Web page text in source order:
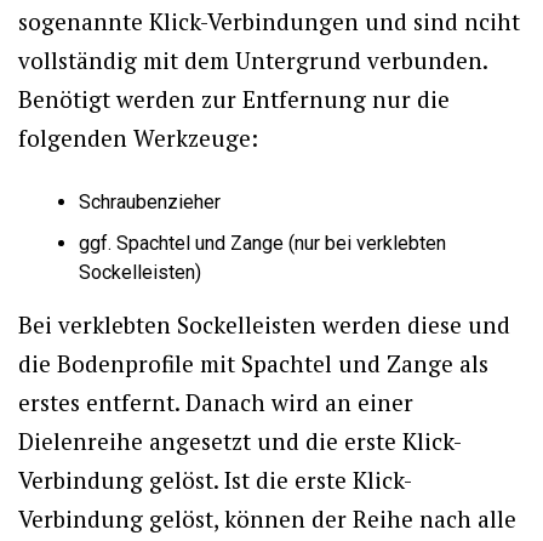
sogenannte Klick-Verbindungen und sind nciht
vollständig mit dem Untergrund verbunden.
Benötigt werden zur Entfernung nur die
folgenden Werkzeuge:
Schraubenzieher
ggf. Spachtel und Zange (nur bei verklebten
Sockelleisten)
Bei verklebten Sockelleisten werden diese und
die Bodenprofile mit Spachtel und Zange als
erstes entfernt. Danach wird an einer
Dielenreihe angesetzt und die erste Klick-
Verbindung gelöst. Ist die erste Klick-
Verbindung gelöst, können der Reihe nach alle